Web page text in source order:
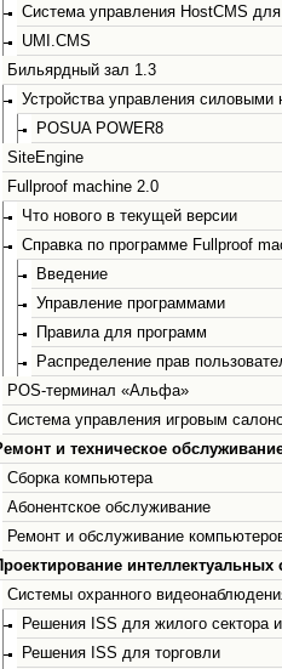
Система управления HostCMS для
UMI.CMS
Бильярдный зал 1.3
Устройства управления силовыми
POSUA POWER8
SiteEngine
Fullproof machine 2.0
Что нового в текущей версии
Справка по программе Fullproof
Введение
Управление программами
Правила для программ
Распределение прав
POS-терминал «Альфа»
Система управления игровым
и техническое
Сборка компьютера
Абонентское обслуживание
Ремонт и обслуживание
интеллектуальных
Системы охранного
Решения ISS для жилого сектора
Решения ISS для торговли